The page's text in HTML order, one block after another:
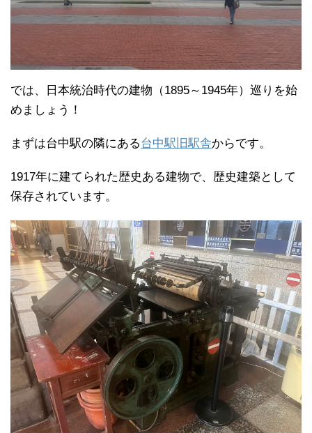
では、日本統治時代の建物（1895～1945年）巡りを始
めましょう！
まずは台中駅の隣にある台中駅旧駅舎からです。
1917年に建てられた歴史ある建物で、歴史建築として
保存されています。